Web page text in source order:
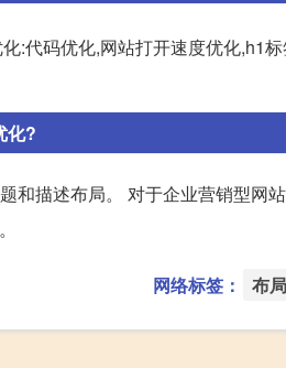
:代码优化,网站打开速度优化,h1
化?
和描述布局。 对于企业营销型网
网络标签： 布局